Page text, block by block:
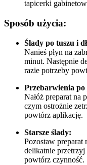
tapicerki
Sposób użycia:
Ślady po tuszu i
Nanieś płyn na
minut. Następnie
razie potrzeby
Przebarwienia
Nałóż preparat na
czym ostrożnie
powtórz aplikację.
Starsze ślady:
Pozostaw preparat
delikatnie
powtórz czynność.